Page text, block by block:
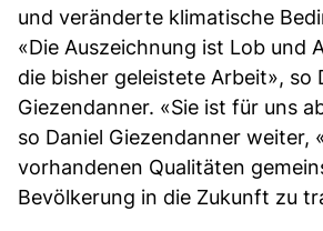
und veränderte klimatische
«Die Auszeichnung ist Lob und
die bisher geleistete Arbeit», so
Giezendanner. «Sie ist für uns
so Daniel Giezendanner weiter,
vorhandenen Qualitäten
Bevölkerung in die Zukunft zu